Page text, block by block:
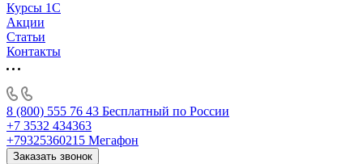
Курсы 1С
Акции
Статьи
Контакты
8 (800) 555 76 43 Бесплатный по России
+7 3532 434363
+79325360215 Мегафон
Заказать звонок